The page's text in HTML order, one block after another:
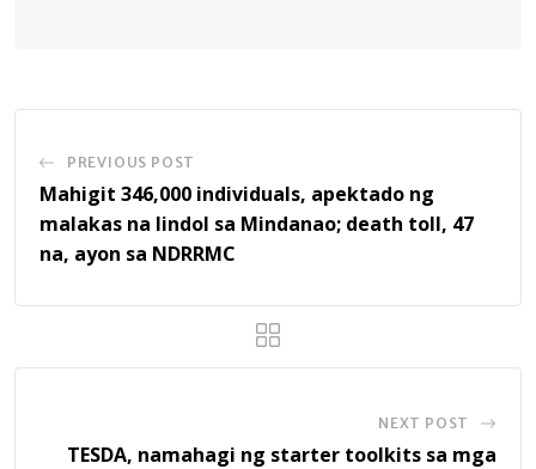
PREVIOUS POST
Mahigit 346,000 individuals, apektado ng
malakas na lindol sa Mindanao; death toll, 47
na, ayon sa NDRRMC
NEXT POST
TESDA, namahagi ng starter toolkits sa mga